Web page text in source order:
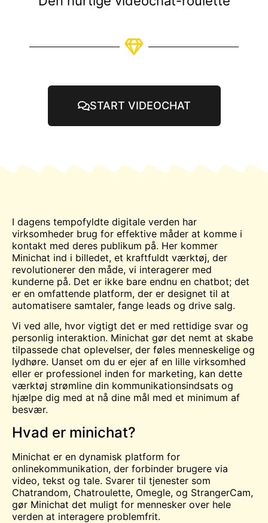
START VIDEOCHAT
I dagens tempofyldte digitale verden har
virksomheder brug for effektive måder at komme i
kontakt med deres publikum på. Her kommer
Minichat ind i billedet, et kraftfuldt værktøj, der
revolutionerer den måde, vi interagerer med
kunderne på. Det er ikke bare endnu en chatbot; det
er en omfattende platform, der er designet til at
automatisere samtaler, fange leads og drive salg.
Vi ved alle, hvor vigtigt det er med rettidige svar og
personlig interaktion. Minichat gør det nemt at skabe
tilpassede chat oplevelser, der føles menneskelige og
lydhøre. Uanset om du er ejer af en lille virksomhed
eller er professionel inden for marketing, kan dette
værktøj strømline din kommunikationsindsats og
hjælpe dig med at nå dine mål med et minimum af
besvær.
Hvad er minichat?
Minichat er en dynamisk platform for
onlinekommunikation, der forbinder brugere via
video, tekst og tale. Svarer til tjenester som
Chatrandom, Chatroulette, Omegle, og StrangerCam,
gør Minichat det muligt for mennesker over hele
verden at interagere problemfrit.